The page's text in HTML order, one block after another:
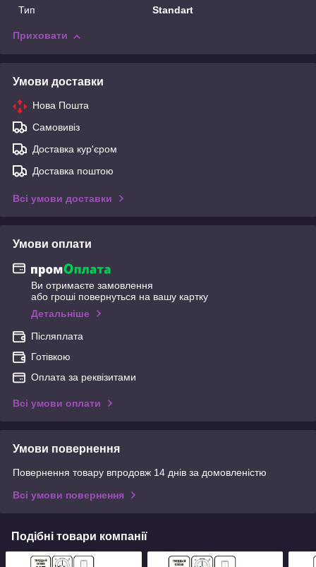
Тип
Standart
Приховати
Умови доставки
Нова Пошта
Самовивіз
Доставка кур'єром
Доставка поштою
Всі умови доставки
Умови оплати
Ви отримаєте замовлення
або гроші повернуться на вашу картку
Детальніше
Післяплата
Готівкою
Оплата за реквізитами
Всі умови оплати
Умови повернення
Повернення товару впродовж 14 днів за домовленістю
Всі умови повернення
Подібні товари компанії